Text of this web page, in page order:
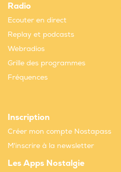
Radio
Ecouter en direct
Replay et podcasts
Webradios
Grille des programmes
Fréquences
Inscription
Créer mon compte Nostapass
M'inscrire à la newsletter
Les Apps Nostalgie